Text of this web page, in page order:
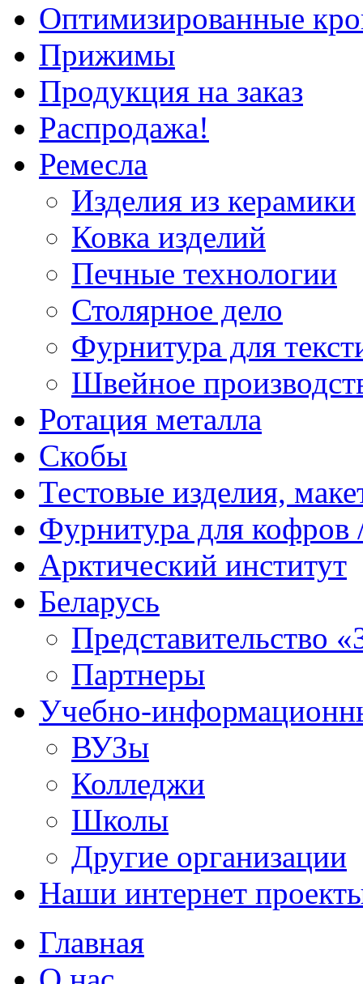
Оптимизированные
Прижимы
Продукция на заказ
Распродажа!
Ремесла
Изделия из керамики
Ковка изделий
Печные технологии
Столярное дело
Фурнитура для
Швейное
Ротация металла
Скобы
Тестовые изделия,
Фурнитура для кофров
Арктический институт
Беларусь
Представительство
Партнеры
Учебно-
ВУЗы
Колледжи
Школы
Другие организации
Наши интернет
Главная